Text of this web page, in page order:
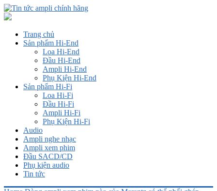
Trang chủ
Sản phẩm Hi-End
Loa Hi-End
Đầu Hi-End
Ampli Hi-End
Phụ Kiện Hi-End
Sản phẩm Hi-Fi
Loa Hi-Fi
Đầu Hi-Fi
Ampli Hi-Fi
Phụ Kiện Hi-Fi
Audio
Ampli nghe nhạc
Ampli xem phim
Đầu SACD/CD
Phụ kiện audio
Tin tức